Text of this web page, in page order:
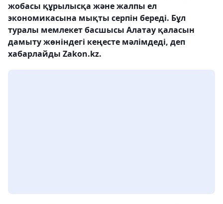
жобасы құрылысқа және жалпы ел
экономикасына мықты серпін береді. Бұл
туралы мемлекет басшысы Алатау қаласын
дамыту жөніндегі кеңесте мәлімдеді, деп
хабарлайды Zakon.kz.